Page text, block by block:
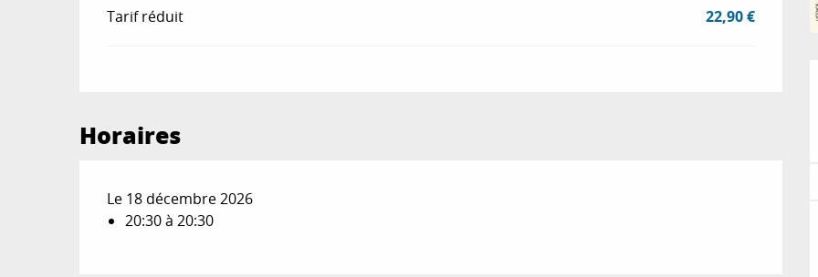
Tarif réduit 22,90 €
Horaires
Le 18 décembre 2026
20:30 à 20:30